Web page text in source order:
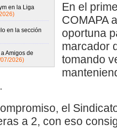
en la Liga
en la sección
Amigos de
2026)
En el
COMAPA
oportuna
marcador
tomando
el
a 2, con eso